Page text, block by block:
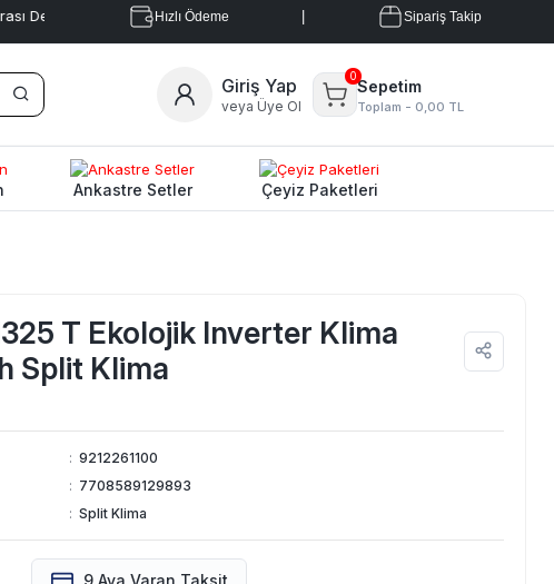
| Hızlı Ödeme Sipariş Takip
Giriş Yap
veya Üye Ol
0
Sepetim
Toplam - 0,00 TL
Ankastre Setler Çeyiz Paketleri
T Ekolojik Inverter Klima
Split Klima
: 9212261100
: 7708589129893
: Split Klima